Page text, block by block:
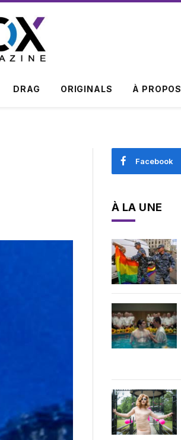
DRAG ORIGINALS À PROPOS
Facebook
À LA UNE